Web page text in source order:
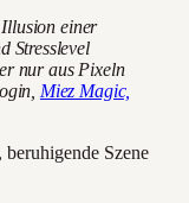
einer
Stresslevel
nur aus Pixeln
Miez Magic,